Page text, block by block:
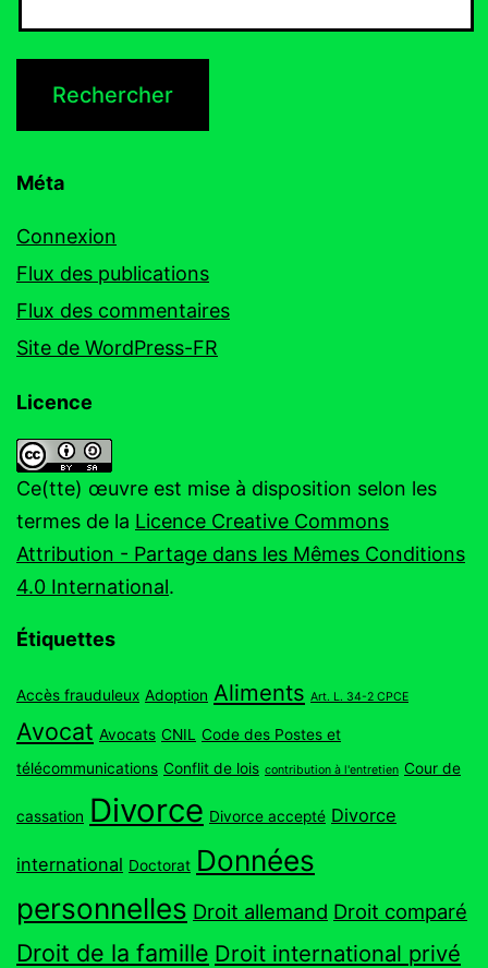
Méta
Connexion
Flux des publications
Flux des commentaires
Site de WordPress-FR
Licence
Ce(tte) œuvre est mise à disposition selon les
termes de la Licence Creative Commons
Attribution - Partage dans les Mêmes Conditions
4.0 International.
Étiquettes
Accès frauduleux Adoption Aliments Art. L. 34-2 CPCE
Avocat Avocats CNIL
Code des Postes et
télécommunications Conflit de lois contribution à l'entretien Cour de
cassation Divorce Divorce accepté Divorce
international Doctorat Données
personnelles Droit allemand Droit comparé
Droit de la famille Droit international privé